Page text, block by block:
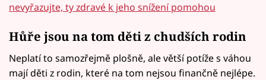
nevyřazujte, ty zdravé k jeho snížení pomohou
Hůře jsou na tom děti z chudších rodin
Neplatí to samozřejmě plošně, ale větší potíže s váhou
mají děti z rodin, které na tom nejsou finančně nejlépe.